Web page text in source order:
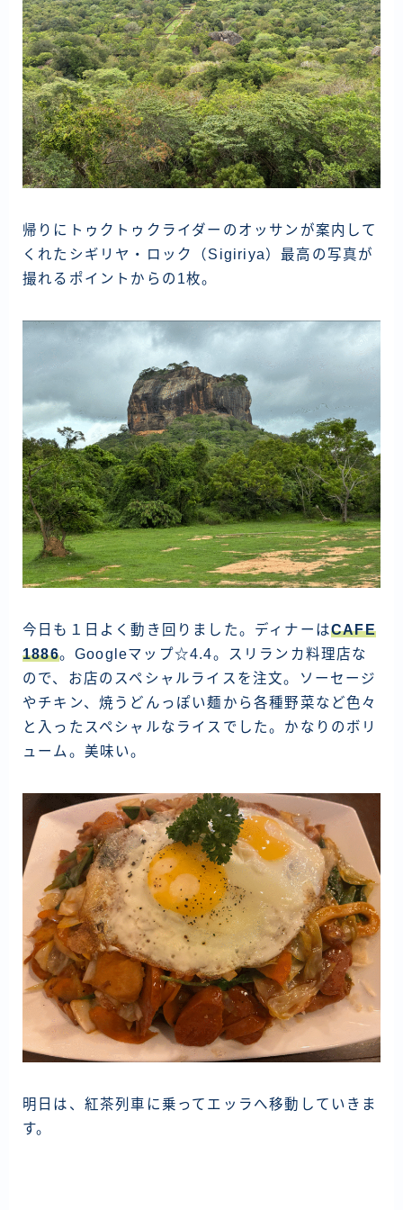
帰りにトゥクトゥクライダーのオッサンが案内して
くれたシギリヤ・ロック（Sigiriya）最高の写真が
撮れるポイントからの1枚。
今日も１日よく動き回りました。ディナーはCAFE
1886。Googleマップ☆4.4。スリランカ料理店な
ので、お店のスペシャルライスを注文。ソーセージ
やチキン、焼うどんっぽい麺から各種野菜など色々
と入ったスペシャルなライスでした。かなりのボリ
ューム。美味い。
明日は、紅茶列車に乗ってエッラへ移動していきま
す。